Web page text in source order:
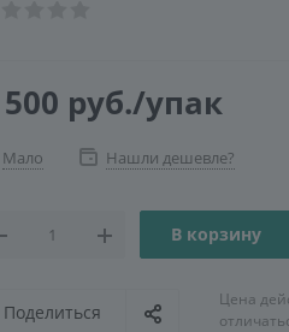
руб./упак
Мало Нашли дешевле?
В корзину
Поделиться
Цена